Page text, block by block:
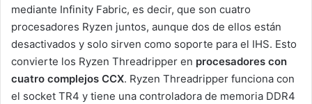
mediante Infinity Fabric, es decir, que son cuatro
procesadores Ryzen juntos, aunque dos de ellos están
desactivados y solo sirven como soporte para el IHS. Esto
convierte los Ryzen Threadripper en procesadores con
cuatro complejos CCX. Ryzen Threadripper funciona con
el socket TR4 y tiene una controladora de memoria DDR4